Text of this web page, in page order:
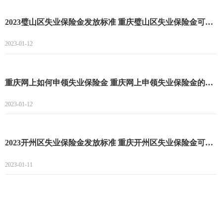
2023璧山区失业保险金发放标准 重庆璧山区失业保险金可以领多久
2023-01-12
重庆网上如何申领失业保险金 重庆网上申领失业保险金的具体步骤
2023-01-12
2023开州区失业保险金发放标准 重庆开州区失业保险金可以领多久
2023-01-11